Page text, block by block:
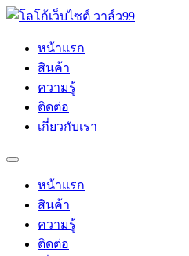
Skip
หน้าแรก
สินค้า
ความรู้
ติดต่อ
เกี่ยวกับเรา
หน้าแรก
สินค้า
ความรู้
ติดต่อ